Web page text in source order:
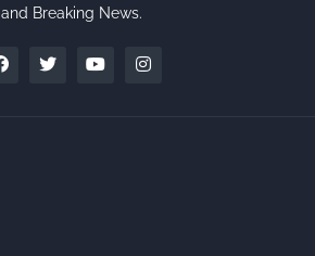
and Breaking News.